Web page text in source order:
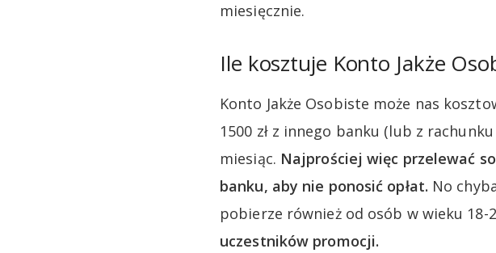
miesięcznie.
Ile kosztuje Konto Jakże
Konto Jakże Osobiste może nas
1500 zł z innego banku (lub z
miesiąc. Najprościej więc przelewać
banku, aby nie ponosić opłat. No
pobierze również od osób w wieku 18-
uczestników promocji.